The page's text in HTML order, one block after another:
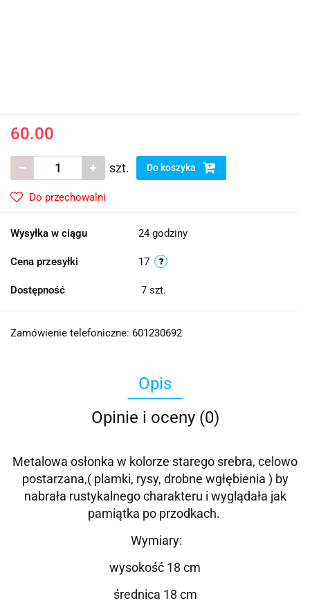
60.00
szt. Do koszyka
Do przechowalni
Wysyłka w ciągu 24 godziny
Cena przesyłki 17
Dostępność 7 szt.
Zamówienie telefoniczne: 601230692
Opis
Opinie i oceny (0)
Metalowa osłonka w kolorze starego srebra, celowo
postarzana,( plamki, rysy, drobne wgłębienia ) by
nabrała rustykalnego charakteru i wyglądała jak
pamiątka po przodkach.
Wymiary:
wysokość 18 cm
średnica 18 cm